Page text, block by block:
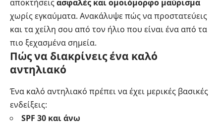
αποκτήσειςασφαλές και ομοιόμορφο μαύρισμα
χωρίς εγκαύματα. Ανακάλυψεπώς να προστατεύεις
και τα χείλη σου από τον ήλιο που είναι ένα από τα
πιο ξεχασμένα σημεία.
Πώς να διακρίνεις ένα καλό
αντηλιακό
Ένα καλό αντηλιακό πρέπει να έχει μερικές βασικές
ενδείξεις:
SPF 30 και άνω